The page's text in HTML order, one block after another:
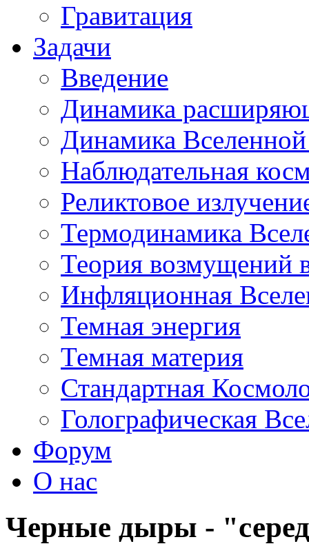
Гравитация
Задачи
Введение
Динамика
Динамика
Наблюдательная
Реликтовое
Термодинамика
Теория возмущений
Инфляционная
Темная энергия
Темная материя
Стандартная
Голографическая
Форум
О нас
Черные дыры -